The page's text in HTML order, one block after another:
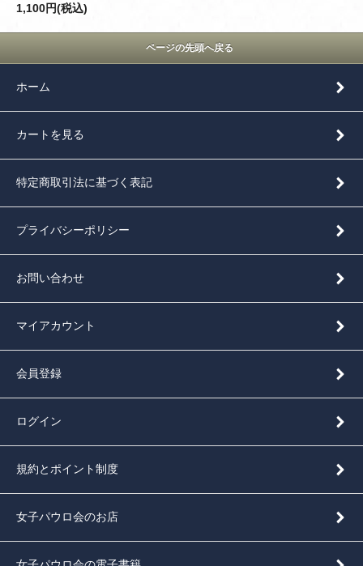
1,100円(税込)
ページの先頭へ戻る
ホーム
カートを見る
特定商取引法に基づく表記
プライバシーポリシー
お問い合わせ
マイアカウント
会員登録
ログイン
規約とポイント制度
女子パウロ会のお店